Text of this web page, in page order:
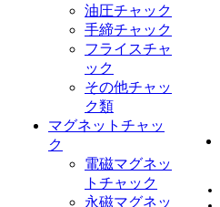
油圧チャック
手締チャック
フライスチャ
ック
その他チャッ
ク類
マグネットチャッ
ク
電磁マグネッ
トチャック
永磁マグネッ